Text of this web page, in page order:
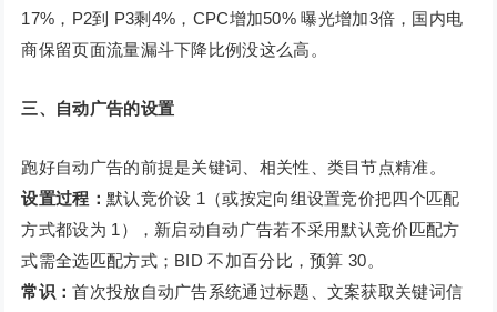
17%，P2到 P3剩4%，CPC增加50% 曝光增加3倍，国内电
商保留页面流量漏斗下降比例没这么高。
三、自动广告的设置
跑好自动广告的前提是关键词、相关性、类目节点精准。
设置过程： 默认竞价设 1（或按定向组设置竞价把四个匹配
方式都设为 1），新启动自动广告若不采用默认竞价匹配方
式需全选匹配方式；BID 不加百分比，预算 30。
常识：首次投放自动广告系统通过标题、文案获取关键词信